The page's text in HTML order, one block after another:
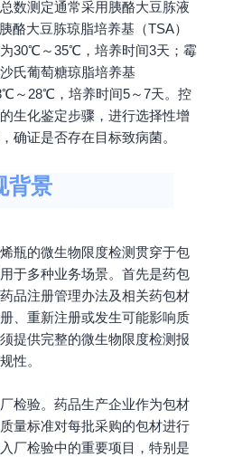
数测定通常采用胰酪大豆胨液
酪大豆胨琼脂培养基（TSA）
30℃～35℃，培养时间3天；霉
氏葡萄糖琼脂培养基
～28℃，培养时间5～7天。控
生化鉴定步骤，进行选择性增
确证是否存在目标致病菌。
背景
瓶的微生物限度检测贯穿于包
于多种业务场景。首先是药包
品注册管理办法及相关药包材
、重新注册或发生可能影响质
提供完整的微生物限度检测报
性。
检验。药品生产企业作为包材
量标准对每批采购的包材进行
厂检验中的重要项目，特别是